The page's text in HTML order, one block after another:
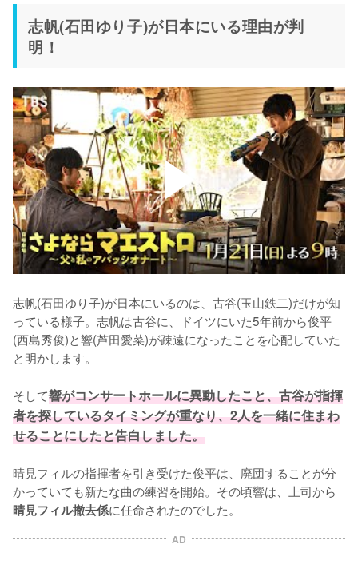
志帆(石田ゆり子)が日本にいる理由が判
明！
志帆(石田ゆり子)が日本にいるのは、古谷(玉山鉄二)だけが知
っている様子。志帆は古谷に、ドイツにいた5年前から俊平
(西島秀俊)と響(芦田愛菜)が疎遠になったことを心配していた
と明かします。
そして響がコンサートホールに異動したこと、古谷が指揮
者を探しているタイミングが重なり、2人を一緒に住まわ
せることにしたと告白しました。
晴見フィルの指揮者を引き受けた俊平は、廃団することが分
かっていても新たな曲の練習を開始。その頃響は、上司から
晴見フィル撤去係に任命されたのでした。
AD